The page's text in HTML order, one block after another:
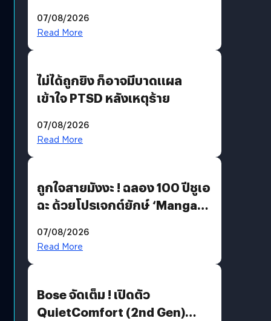
07/08/2026
Read More
ไม่ได้ถูกยิง ก็อาจมีบาดแผล
เข้าใจ PTSD หลังเหตุร้าย
07/08/2026
Read More
ถูกใจสายมังงะ ! ฉลอง 100 ปีชูเอ
ฉะ ด้วยโปรเจกต์ยักษ์ ‘Manga
มีภาษาไทยด้วย
07/08/2026
Read More
Bose จัดเต็ม ! เปิดตัว
QuietComfort (2nd Gen)